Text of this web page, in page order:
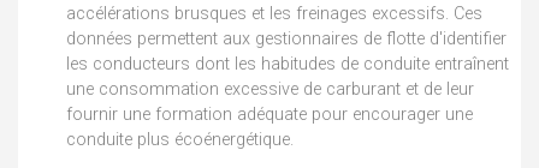
accélérations brusques et les freinages excessifs. Ces
données permettent aux gestionnaires de flotte d'identifier
les conducteurs dont les habitudes de conduite entraînent
une consommation excessive de carburant et de leur
fournir une formation adéquate pour encourager une
conduite plus écoénergétique.